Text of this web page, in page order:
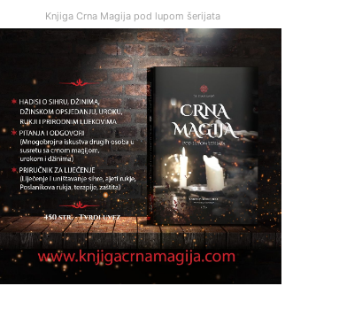
Knjiga Crna Magija pod lupom šerijata